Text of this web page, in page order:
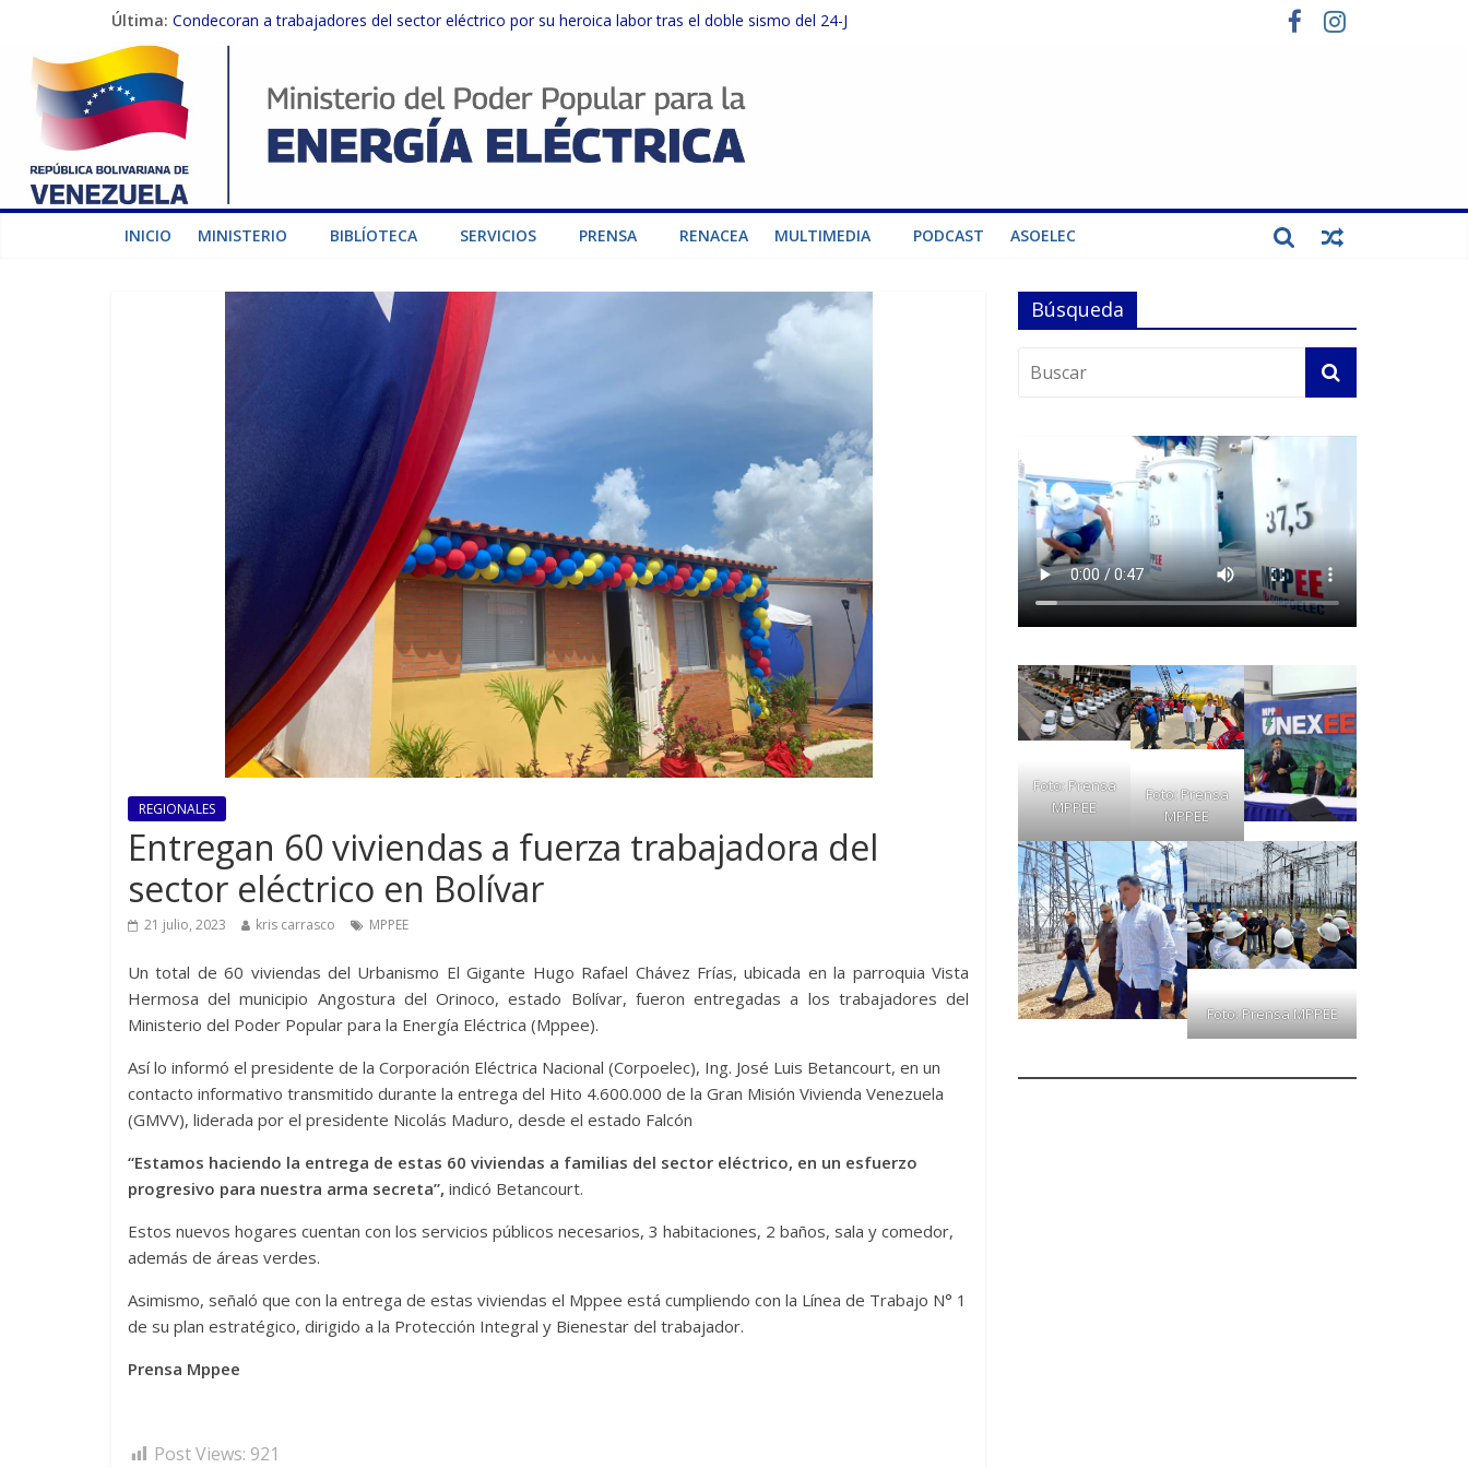
Última: Condecoran a trabajadores del sector eléctrico por su heroica labor tras el doble sismo del 24-J
Gobierno Nacional coordina acciones con el sector privado para fortalecer el SEN ante el «Súper Niño»
Inspeccionan trabajos de rehabilitación en instalaciones del SEN en Carabobo
Gobierno Nacional activa plan preventivo para fortalecer el SEN ante el fenómeno de El Niño
Termocarabobo recupera el 50% de su capacidad de generación para fortalecer el SEN
INICIO MINISTERIO BIBLÍOTECA SERVICIOS PRENSA RENACEA MULTIMEDIA PODCAST ASOELEC
REGIONALES
Entregan 60 viviendas a fuerza trabajadora del
sector eléctrico en Bolívar
21 julio, 2023 kris carrasco MPPEE
Un total de 60 viviendas del Urbanismo El Gigante Hugo Rafael Chávez Frías, ubicada en la parroquia Vista
Hermosa del municipio Angostura del Orinoco, estado Bolívar, fueron entregadas a los trabajadores del
Ministerio del Poder Popular para la Energía Eléctrica (Mppee).
Así lo informó el presidente de la Corporación Eléctrica Nacional (Corpoelec), Ing. José Luis Betancourt, en un
contacto informativo transmitido durante la entrega del Hito 4.600.000 de la Gran Misión Vivienda Venezuela
(GMVV), liderada por el presidente Nicolás Maduro, desde el estado Falcón
“Estamos haciendo la entrega de estas 60 viviendas a familias del sector eléctrico, en un esfuerzo
progresivo para nuestra arma secreta”, indicó Betancourt.
Estos nuevos hogares cuentan con los servicios públicos necesarios, 3 habitaciones, 2 baños, sala y comedor,
además de áreas verdes.
Asimismo, señaló que con la entrega de estas viviendas el Mppee está cumpliendo con la Línea de Trabajo N° 1
de su plan estratégico, dirigido a la Protección Integral y Bienestar del trabajador.
Prensa Mppee
Post Views: 921
Búsqueda
Foto: Prensa
MPPEE
Foto: Prensa
MPPEE
Foto: Prensa MPPEE